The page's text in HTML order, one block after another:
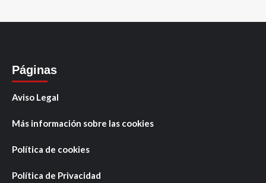
Páginas
Aviso Legal
Más información sobre las cookies
Política de cookies
Política de Privacidad